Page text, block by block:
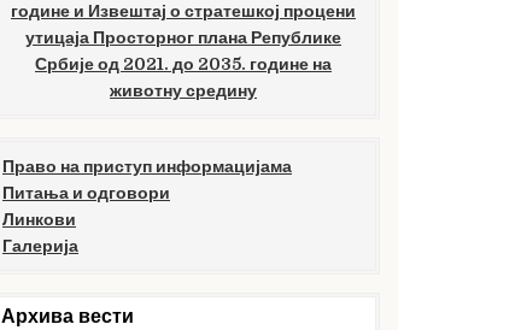
године и Извештај о стратешкој процени
утицаја Просторног плана Републике
Србије од 2021. до 2035. године на
животну средину
Право на приступ информацијама
Питања и одговори
Линкови
Галерија
Архива вести